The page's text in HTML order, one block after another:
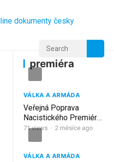
premiéra
premiéra
VÁLKA A ARMÁDA
Veřejná Poprava
Nacistického Premiéra
Maďarska, Který
71views · 2 měsíce ago
VÁLKA A ARMÁDA